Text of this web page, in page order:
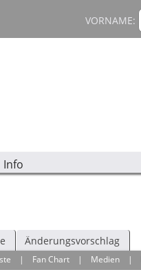
VORNAME:
Info
Änderungsvorschlag
| Fan Chart | Medien |